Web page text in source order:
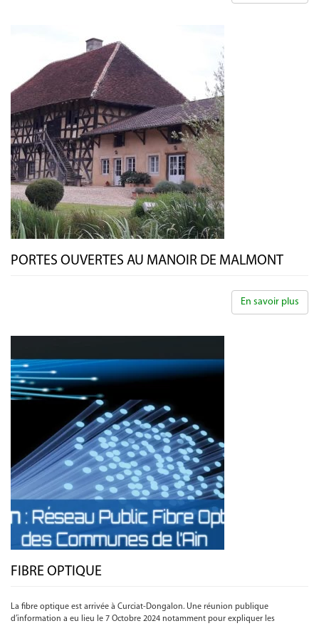
PORTES OUVERTES AU MANOIR DE MALMONT
En savoir plus
FIBRE OPTIQUE
La fibre optique est arrivée à Curciat-Dongalon. Une réunion publique
d’information a eu lieu le 7 Octobre 2024 notamment pour expliquer les